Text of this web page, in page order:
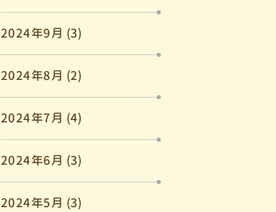
2024年9月 (3)
2024年8月 (2)
2024年7月 (4)
2024年6月 (3)
2024年5月 (3)